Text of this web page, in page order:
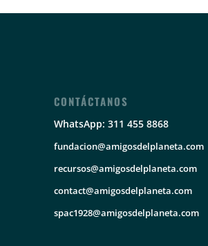
CONTÁCTANOS
WhatsApp: 311 455 8868
fundacion@amigosdelplaneta.com
recursos@amigosdelplaneta.com
contact@amigosdelplaneta.com
spac1928@amigosdelplaneta.com